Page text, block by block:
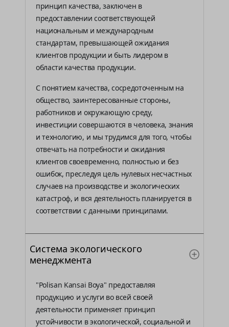
принцип качества, заключен в
предоставлении соответствующей
национальным и международным
стандартам, превышающей ожидания
клиентов продукции и быть лидером в
области качества продукции.
С понятием качества, сосредоточенным на
общество, заинтересованные стороны,
работников и окружающую среду,
инвестиции совершаются в человека, знания
и технологию, и мы трудимся для того, чтобы
отвечать на потребности и ожидания
клиентов своевременно, полностью и без
ошибок, преследуя цель нулевых несчастных
случаев на производстве и экологических
катастроф, и вся деятельность планируется в
соответствии с данными принципами.
Система экологического
менеджмента
"Polisan Kansai Boya" предоставляя
продукцию и услуги во всей своей
деятельности применяет принцип
устойчивости в экологической, социальной и